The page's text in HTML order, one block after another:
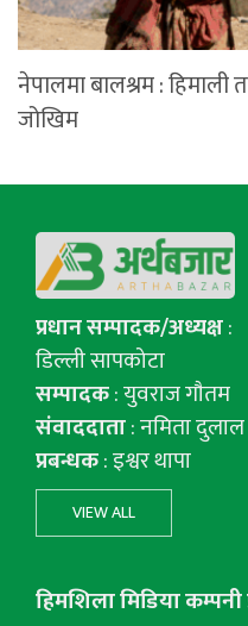
नेपालमा बालश्रम : हिमाली
जोखिम
प्रधान सम्पादक/अध्यक्ष:
डिल्ली सापकोटा
सम्पादक: युवराज गाैतम
संवाददाता: नमिता दुलाल
प्रबन्धक: इश्वर थापा
VIEW ALL
हिमशिला मिडिया कम्पनी